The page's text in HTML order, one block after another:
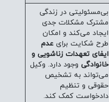
بی‌مسئولیتی در زندگی
مشترک مشکلات جدی
ایجاد می‌کند و امکان
طرح شکایت برایعدم
ایفای تعهدات زناشویی و
خانوادگی وجود دارد. وکیل
می‌تواند به تشخیص
حقوقی و تنظیم
دادخواست کمک کند.